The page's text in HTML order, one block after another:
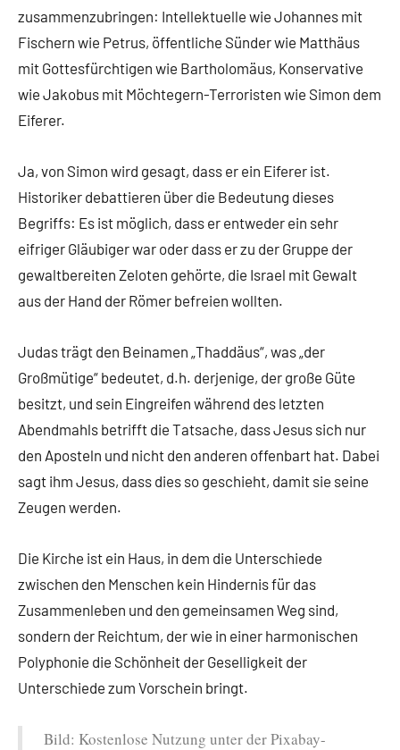
zusammenzubringen: Intellektuelle wie Johannes mit
Fischern wie Petrus, öffentliche Sünder wie Matthäus
mit Gottesfürchtigen wie Bartholomäus, Konservative
wie Jakobus mit Möchtegern-Terroristen wie Simon dem
Eiferer.
Ja, von Simon wird gesagt, dass er ein Eiferer ist.
Historiker debattieren über die Bedeutung dieses
Begriffs: Es ist möglich, dass er entweder ein sehr
eifriger Gläubiger war oder dass er zu der Gruppe der
gewaltbereiten Zeloten gehörte, die Israel mit Gewalt
aus der Hand der Römer befreien wollten.
Judas trägt den Beinamen „Thaddäus“, was „der
Großmütige“ bedeutet, d.h. derjenige, der große Güte
besitzt, und sein Eingreifen während des letzten
Abendmahls betrifft die Tatsache, dass Jesus sich nur
den Aposteln und nicht den anderen offenbart hat. Dabei
sagt ihm Jesus, dass dies so geschieht, damit sie seine
Zeugen werden.
Die Kirche ist ein Haus, in dem die Unterschiede
zwischen den Menschen kein Hindernis für das
Zusammenleben und den gemeinsamen Weg sind,
sondern der Reichtum, der wie in einer harmonischen
Polyphonie die Schönheit der Geselligkeit der
Unterschiede zum Vorschein bringt.
Bild: Kostenlose Nutzung unter der Pixabay-